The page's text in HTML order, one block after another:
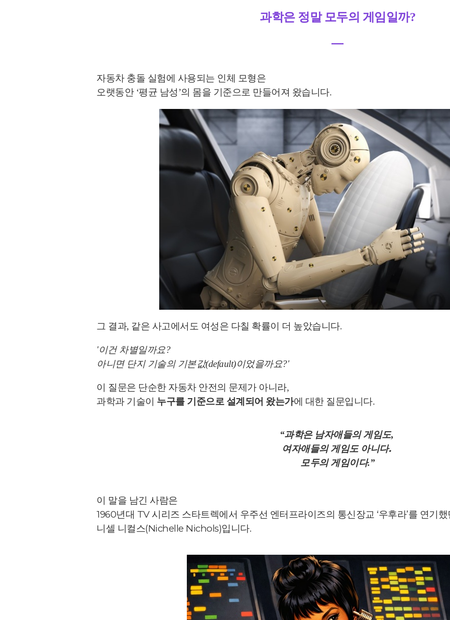
과학은 정말 모두의 게임일까?
―
자동차 충돌 실험에 사용되는 인체 모형은
오랫동안 ‘평균 남성’의 몸을 기준으로 만들어져 왔습니다.
그 결과, 같은 사고에서도 여성은 다칠 확률이 더 높았습니다.
'이건 차별일까요?
아니면 단지 기술의 기본값(default)이었을까요?'
이 질문은 단순한 자동차 안전의 문제가 아니라,
과학과 기술이 누구를 기준으로 설계되어 왔는가에 대한 질문입니다.
“과학은 남자애들의 게임도,
여자애들의 게임도 아니다.
모두의 게임이다.”
이 말을 남긴 사람은
1960년대 TV 시리즈 스타트렉에서 우주선 엔터프라이즈의 통신장교 ‘우후라’를 연기
니셀 니컬스(Nichelle Nichols)입니다.